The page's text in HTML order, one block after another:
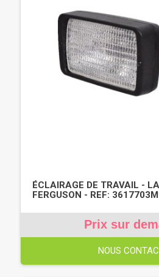
ÉCLAIRAGE DE TRAVAIL -
FERGUSON - REF:
Prix sur
NOUS